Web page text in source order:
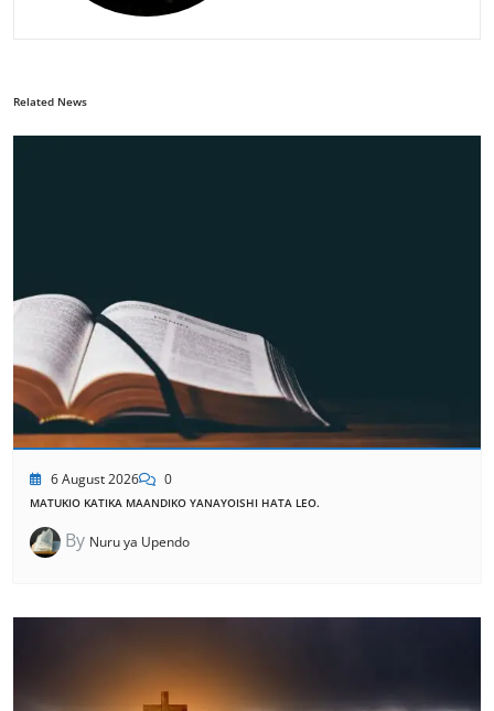
Related News
6 August 2026 0
MATUKIO KATIKA MAANDIKO YANAYOISHI HATA LEO.
By Nuru ya Upendo